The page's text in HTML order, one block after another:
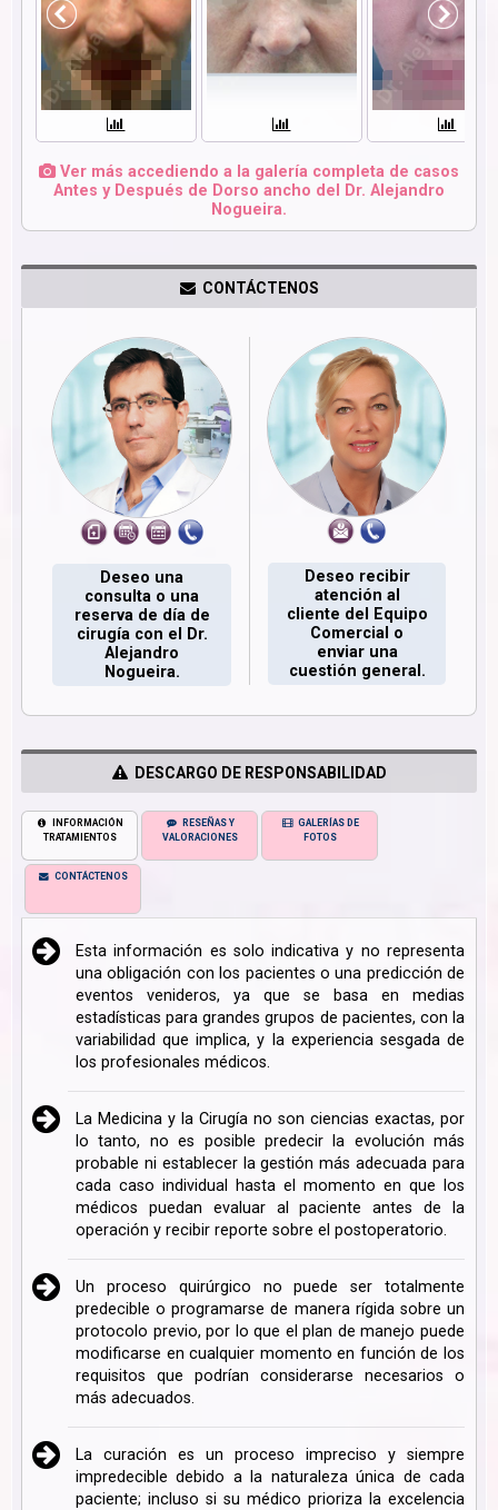
Ver más accediendo a la galería completa de casos
Antes y Después de Dorso ancho del Dr. Alejandro
Nogueira.
CONTÁCTENOS
Deseo una
consulta o una
reserva de día de
cirugía con el Dr.
Alejandro
Nogueira.
Deseo recibir
atención al
cliente del Equipo
Comercial o
enviar una
cuestión general.
DESCARGO DE RESPONSABILIDAD
INFORMACIÓN
TRATAMIENTOS
RESEÑAS Y
VALORACIONES
GALERÍAS DE
FOTOS
CONTÁCTENOS
Esta información es solo indicativa y no representa
una obligación con los pacientes o una predicción de
eventos venideros, ya que se basa en medias
estadísticas para grandes grupos de pacientes, con la
variabilidad que implica, y la experiencia sesgada de
los profesionales médicos.
La Medicina y la Cirugía no son ciencias exactas, por
lo tanto, no es posible predecir la evolución más
probable ni establecer la gestión más adecuada para
cada caso individual hasta el momento en que los
médicos puedan evaluar al paciente antes de la
operación y recibir reporte sobre el postoperatorio.
Un proceso quirúrgico no puede ser totalmente
predecible o programarse de manera rígida sobre un
protocolo previo, por lo que el plan de manejo puede
modificarse en cualquier momento en función de los
requisitos que podrían considerarse necesarios o
más adecuados.
La curación es un proceso impreciso y siempre
impredecible debido a la naturaleza única de cada
paciente; incluso si su médico prioriza la excelencia